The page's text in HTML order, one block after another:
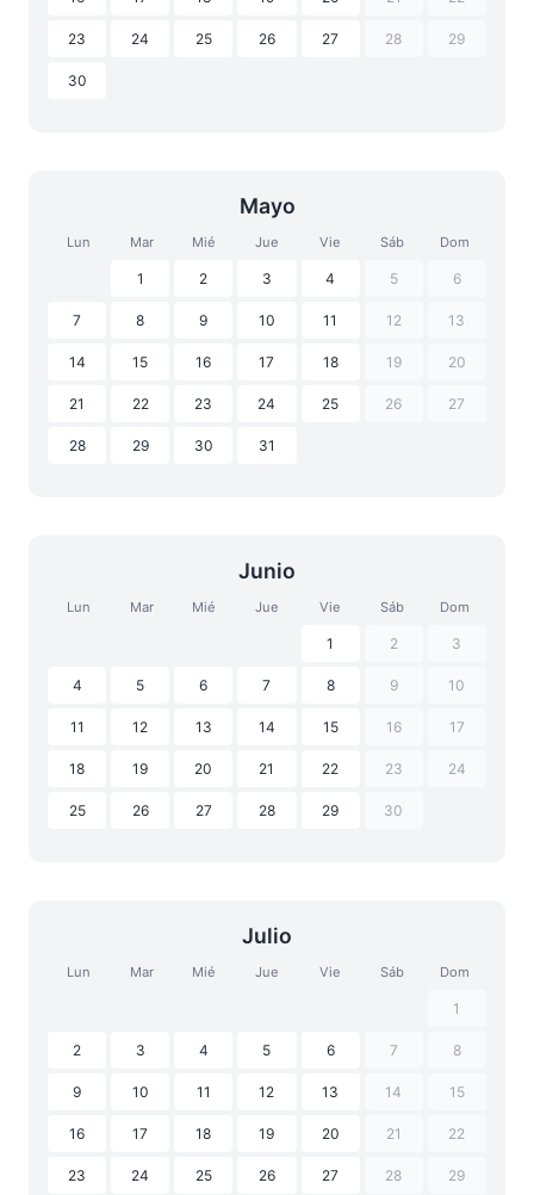
23 24 25 26 27 28 29
30
Mayo
Lun Mar Mié Jue Vie Sáb Dom
1 2 3 4 5 6
7 8 9 10 11 12 13
14 15 16 17 18 19 20
21 22 23 24 25 26 27
28 29 30 31
Junio
Lun Mar Mié Jue Vie Sáb Dom
1 2 3
4 5 6 7 8 9 10
11 12 13 14 15 16 17
18 19 20 21 22 23 24
25 26 27 28 29 30
Julio
Lun Mar Mié Jue Vie Sáb Dom
1
2 3 4 5 6 7 8
9 10 11 12 13 14 15
16 17 18 19 20 21 22
23 24 25 26 27 28 29